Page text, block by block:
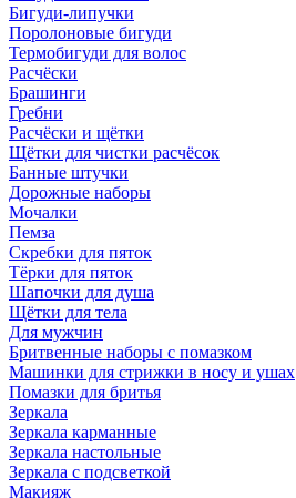
Бигуди-липучки
Поролоновые бигуди
Термобигуди для волос
Расчёски
Брашинги
Гребни
Расчёски и щётки
Щётки для чистки расчёсок
Банные штучки
Дорожные наборы
Мочалки
Пемза
Скребки для пяток
Тёрки для пяток
Шапочки для душа
Щётки для тела
Для мужчин
Бритвенные наборы с помазком
Машинки для стрижки в носу и ушах
Помазки для бритья
Зеркала
Зеркала карманные
Зеркала настольные
Зеркала с подсветкой
Макияж